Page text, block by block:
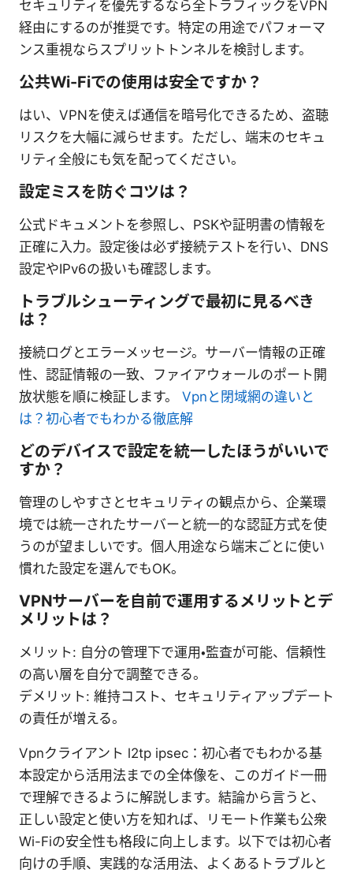
セキュリティを優先するなら全トラフィックをVPN
経由にするのが推奨です。特定の用途でパフォーマ
ンス重視ならスプリットトンネルを検討します。
公共Wi-Fiでの使用は安全ですか？
はい、VPNを使えば通信を暗号化できるため、盗聴
リスクを大幅に減らせます。ただし、端末のセキュ
リティ全般にも気を配ってください。
設定ミスを防ぐコツは？
公式ドキュメントを参照し、PSKや証明書の情報を
正確に入力。設定後は必ず接続テストを行い、DNS
設定やIPv6の扱いも確認します。
トラブルシューティングで最初に見るべき
は？
接続ログとエラーメッセージ。サーバー情報の正確
性、認証情報の一致、ファイアウォールのポート開
放状態を順に検証します。 Vpnと閉域網の違いと
は？初心者でもわかる徹底解
どのデバイスで設定を統一したほうがいいで
すか？
管理のしやすさとセキュリティの観点から、企業環
境では統一されたサーバーと統一的な認証方式を使
うのが望ましいです。個人用途なら端末ごとに使い
慣れた設定を選んでもOK。
VPNサーバーを自前で運用するメリットとデ
メリットは？
メリット: 自分の管理下で運用・監査が可能、信頼性
の高い層を自分で調整できる。
デメリット: 維持コスト、セキュリティアップデート
の責任が増える。
Vpnクライアント l2tp ipsec：初心者でもわかる基
本設定から活用法までの全体像を、このガイド一冊
で理解できるように解説します。結論から言うと、
正しい設定と使い方を知れば、リモート作業も公衆
Wi-Fiの安全性も格段に向上します。以下では初心者
向けの手順、実践的な活用法、よくあるトラブルと